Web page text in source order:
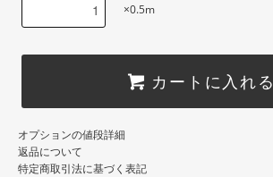
×0.5m
カートに入れる
オプションの値段詳細
返品について
特定商取引法に基づく表記